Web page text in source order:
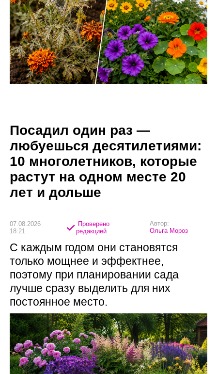
Посадил один раз —
любуешься десятилетиями:
10 многолетников, которые
растут на одном месте 20
лет и дольше
07.08.2026
18:21
Проверено
редакцией
Автор:
Ольга Мороз
С каждым годом они становятся
только мощнее и эффектнее,
поэтому при планировании сада
лучше сразу выделить для них
постоянное место.